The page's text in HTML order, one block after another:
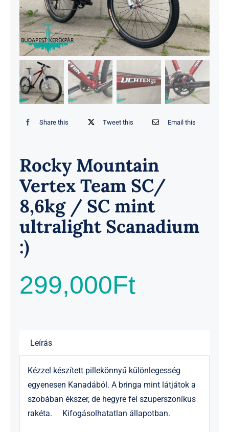
Share this Tweet this Email this
Rocky Mountain
Vertex Team SC/
8,6kg / SC mint
ultralight Scanadium
:)
299,000Ft
Leírás
Kézzel készített pillekönnyű különlegesség
egyenesen Kanadából. A bringa mint látjátok a
szobában ékszer, de hegyre fel szuperszonikus
rakéta. Kifogásolhatatlan állapotban.